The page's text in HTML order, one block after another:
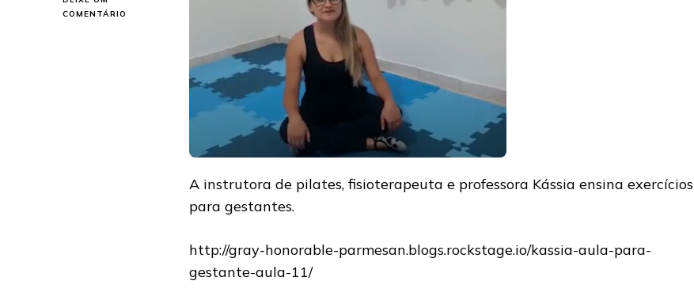
COMENTÁRIO
A instrutora de pilates, fisioterapeuta e professora Kássia ensina exercícios
para gestantes.
http://gray-honorable-parmesan.blogs.rockstage.io/kassia-aula-para-
gestante-aula-11/